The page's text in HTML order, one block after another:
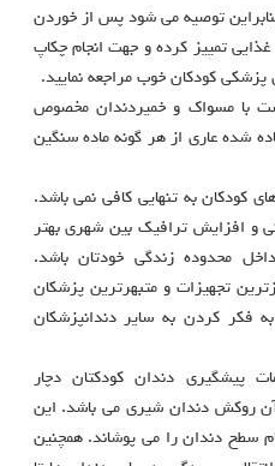
توصیه می شود پس از خوردن
تمییز کرده و جهت انجام چکاپ
کودکان خوب مراجعه نمایید.
با مسواک و خمیردندان مخصوص
شده عاری از هر گونه ماده سنگین
کودکان به تنهایی کافی نمی باشد.
و افزایش ترافیک بین شهری بهتر
محدوده زندگی خودتان باشد.
تجهیزات و متبهرترین پزشکان
به فکر کردن به سایر دندانپزشکان
پیشگیری دندان کودکتان دچار
روکش دندان شیری می باشد. این
سطح دندان را می پوشاند. همچنین